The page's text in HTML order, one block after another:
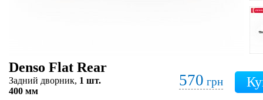
Denso Flat Rear
Задний дворник, 1 шт.
400 мм
570 грн